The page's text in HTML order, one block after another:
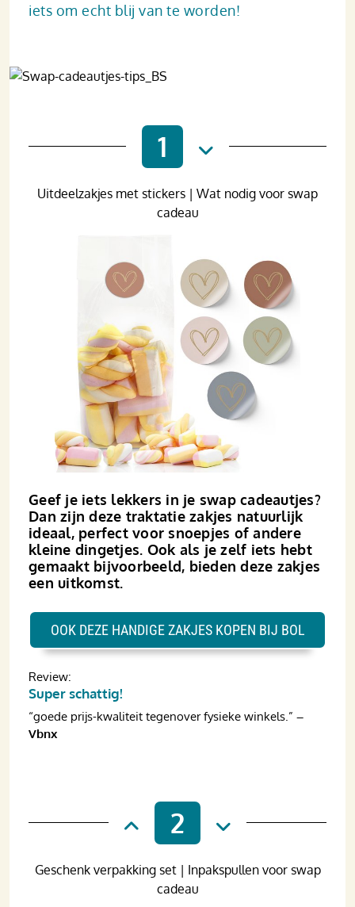
iets om echt blij van te worden!
1
Geef je iets lekkers in je swap cadeautjes?
Dan zijn deze traktatie zakjes natuurlijk
ideaal, perfect voor snoepjes of andere
kleine dingetjes. Ook als je zelf iets hebt
gemaakt bijvoorbeeld, bieden deze zakjes
een uitkomst.
Uitdeelzakjes met stickers | Wat nodig voor swap
cadeau
Review:
Super schattig!
“goede prijs-kwaliteit tegenover fysieke winkels.” –
Vbnx
OOK DEZE HANDIGE ZAKJES KOPEN BIJ BOL
2
Geschenk verpakking set | Inpakspullen voor swap
cadeau